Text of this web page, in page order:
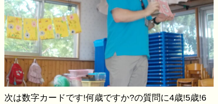
次は数字カードです!何歳ですか?の質問に4歳!5歳!6